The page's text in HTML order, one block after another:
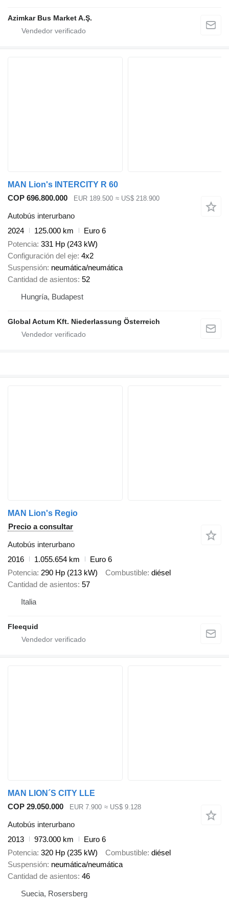
Azimkar Bus Market A.Ş.
MAN Lion's INTERCITY R 60
COP 696.800.000
EUR 189.500 ≈ US$ 218.900
Autobús interurbano
2024
125.000 km
Euro 6
Potencia 331 Hp (243 kW)
Configuración del eje 4x2
Suspensión neumática/neumática
Cantidad de asientos 52
Hungría, Budapest
Global Actum Kft. Niederlassung Österreich
MAN Lion's Regio
Precio a consultar
Autobús interurbano
2016
1.055.654 km
Euro 6
Potencia 290 Hp (213 kW) Combustible diésel
Cantidad de asientos 57
Italia
Fleequid
MAN LION´S CITY LLE
COP 29.050.000
EUR 7.900 ≈ US$ 9.128
Autobús interurbano
2013
973.000 km
Euro 6
Potencia 320 Hp (235 kW) Combustible diésel
Suspensión neumática/neumática
Cantidad de asientos 46
Suecia, Rosersberg